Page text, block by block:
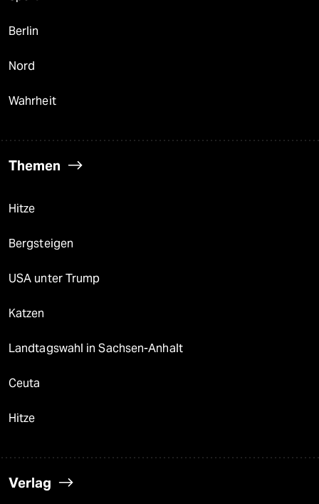
Berlin
Nord
Wahrheit
Themen
Hitze
Bergsteigen
USA unter Trump
Katzen
Landtagswahl in Sachsen-Anhalt
Ceuta
Hitze
Verlag